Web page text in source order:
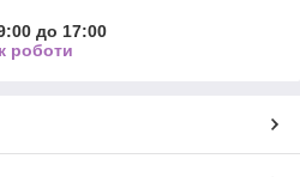
до 17:00
роботи